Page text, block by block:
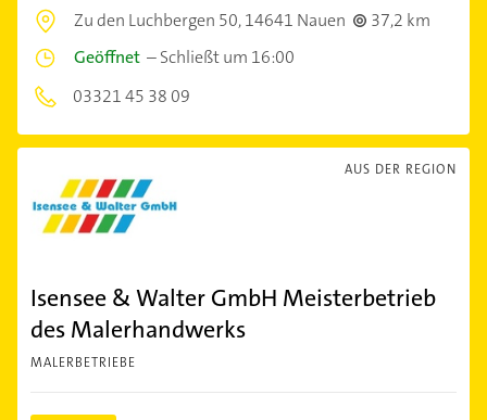
Zu den Luchbergen 50,14641 Nauen
37,2 km
Geöffnet –Schließt um 16:00
03321 45 38 09
AUS DER REGION
Isensee & Walter GmbH Meisterbetrieb
des Malerhandwerks
MALERBETRIEBE